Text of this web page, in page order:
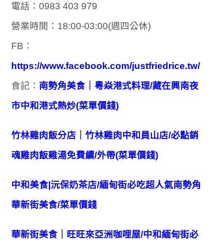
電話：0983 403 979
營業時間：18:00-03:00(週四公休)
FB：
https://www.facebook.com/justfriedrice.tw/
食記： 南勢角美食｜粵焱港式料理/藏在興南夜
市中和港式熱炒(菜單價錢)
竹林雞肉飯分店｜竹林雞肉中和員山店/必點銷
魂雞肉飯雞湯免費續/外帶(菜單價錢)
中和美食|沅保奶茶店/緬甸街必吃超人氣南勢角
華新街美食/菜單價錢
華新街美食｜旺旺來亞洲咖哩屋/中和緬甸街必